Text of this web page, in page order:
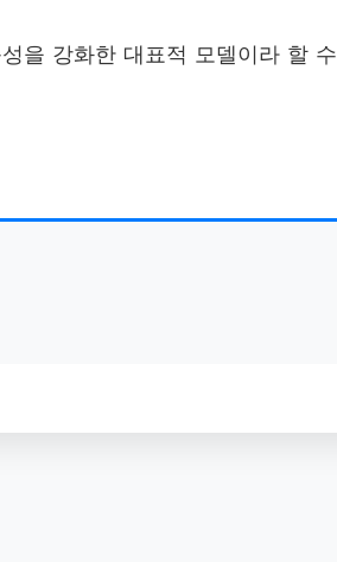
을 강화한 대표적 모델이라 할 수